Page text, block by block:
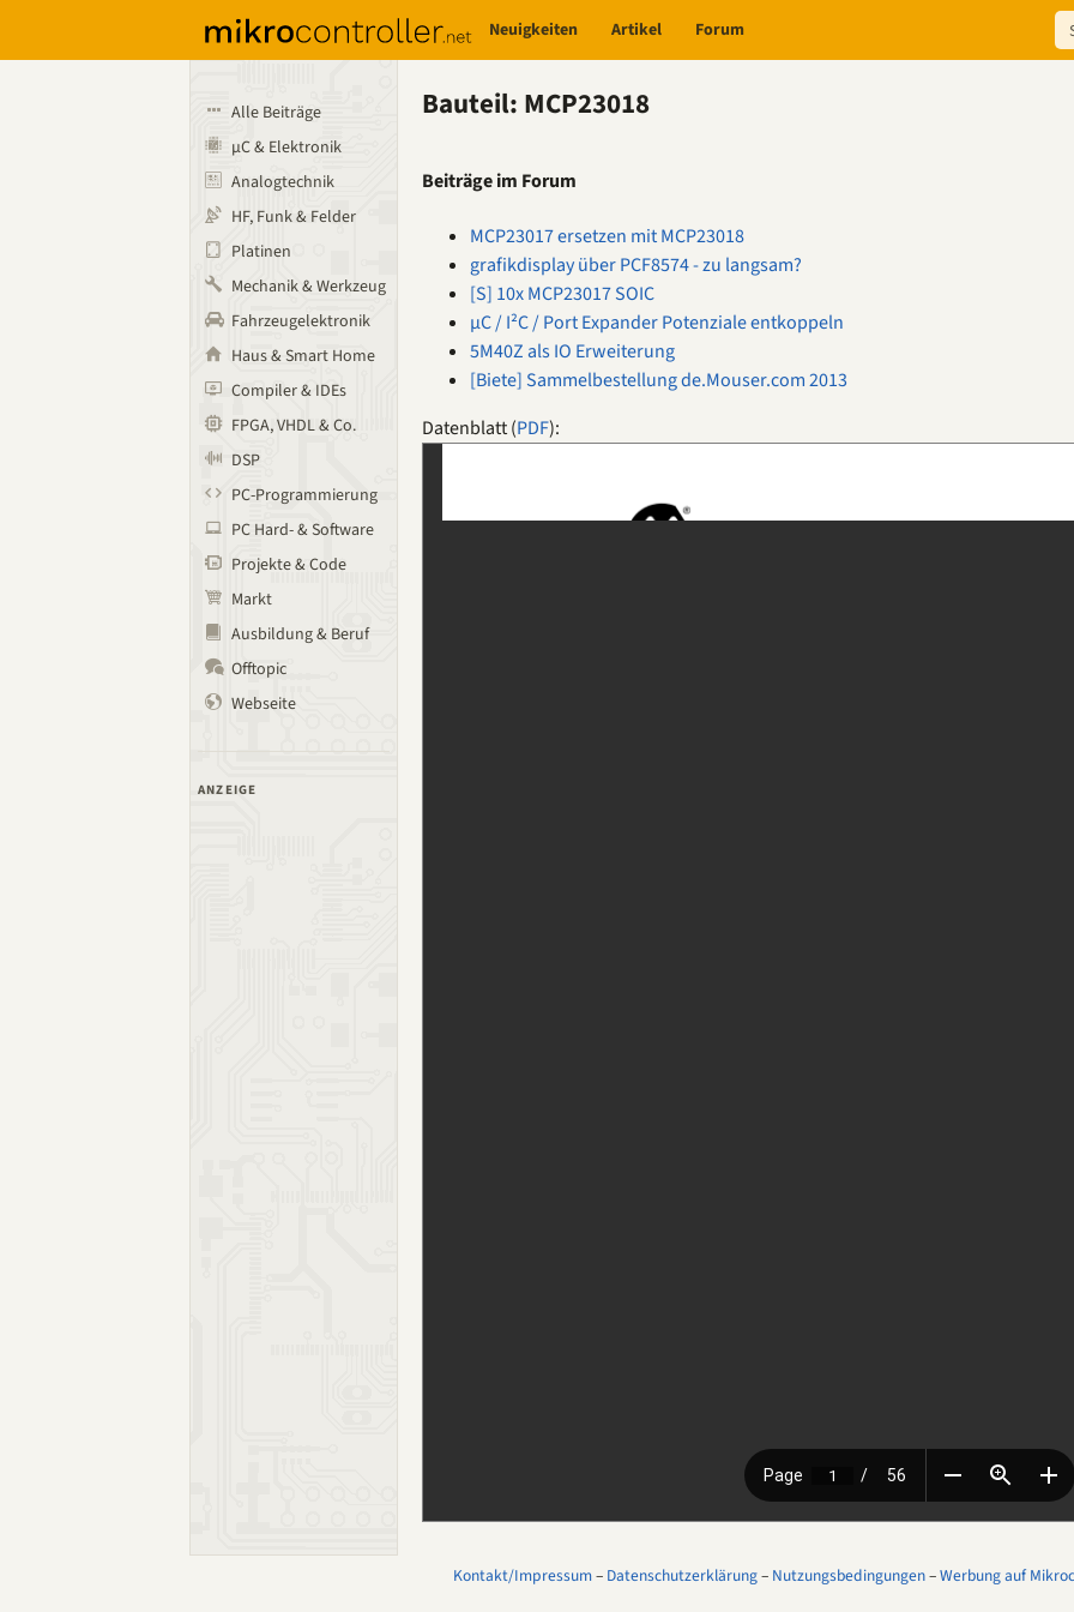
Neuigkeiten Artikel Forum
Alle Beiträge
µC & Elektronik
Analogtechnik
HF, Funk & Felder
Platinen
Mechanik & Werkzeug
Fahrzeugelektronik
Haus & Smart Home
Compiler & IDEs
FPGA, VHDL & Co.
DSP
PC-Programmierung
PC Hard- & Software
Projekte & Code
Markt
Ausbildung & Beruf
Offtopic
Webseite
ANZEIGE
Bauteil: MCP23018
Beiträge im Forum
MCP23017 ersetzen mit MCP23018
grafikdisplay über PCF8574 - zu langsam?
[S] 10x MCP23017 SOIC
µC / I²C / Port Expander Potenziale entkoppeln
5M40Z als IO Erweiterung
[Biete] Sammelbestellung de.Mouser.com 2013
Datenblatt (PDF):
Kontakt/Impressum– Datenschutzerklärung– Nutzungsbedingungen–Werbung auf